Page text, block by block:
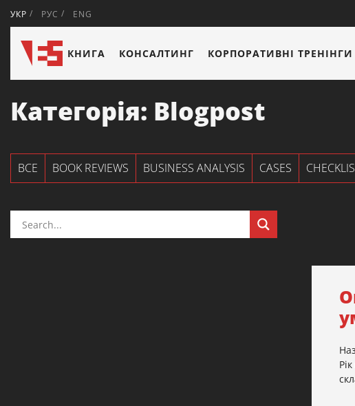
УКР РУС ENG
КНИГА КОНСАЛТИНГ КОРПОРАТИВНІ ТРЕНІНГИ
Категорія: Blogpost
ВСЕ BOOK REVIEWS BUSINESS ANALYSIS CASES